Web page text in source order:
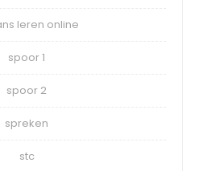
leren online
spoor 1
spoor 2
spreken
stc